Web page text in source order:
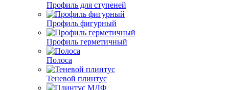
Профиль для ступеней
Профиль фигурный
Профиль герметичный
Полоса
Теневой плинтус